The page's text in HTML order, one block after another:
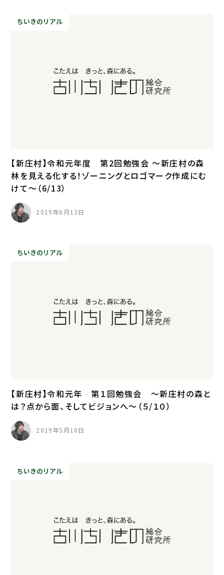
ちいきのリアル
【新庄村】令和元年度 第2回勉強会 ～新庄村の森
林を見える化する！ゾーニングとロゴマーク作成にむ
けて～（6/13）
2019年6月13日
ちいきのリアル
【新庄村】令和元年 第１回勉強会 ～新庄村の森と
は？点から面、そしてビジョンへ～（５/１０）
2019年5月10日
ちいきのリアル